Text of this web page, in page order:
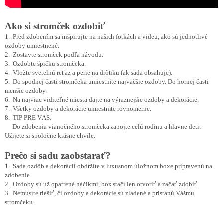
Ako si stromček ozdobiť
1. Pred zdobením sa inšpirujte na našich fotkách a videu, ako sú jednotlivé
ozdoby umiestnené.
2. Zostavte stromček podľa návodu.
3. Ozdobte špičku stromčeka.
4. Vložte svetelnú reťaz a perie na drôtiku (ak sada obsahuje).
5. Do spodnej časti stromčeka umiestnite najväčšie ozdoby. Do hornej časti
menšie ozdoby.
6. Na najviac viditeľné miesta dajte najvýraznejšie ozdoby a dekorácie.
7. Všetky ozdoby a dekorácie umiestnite rovnomerne.
8. TIP PRE VÁS:
Do zdobenia vianočného stromčeka zapojte celú rodinu a hlavne deti.
Užijete si spoločne krásne chvíle.
Prečo si sadu zaobstarať?
1. Sada ozdôb a dekorácií obdržíte v luxusnom úložnom boxe pripravenú na
zdobenie.
2. Ozdoby sú už opatrené háčikmi, box stačí len otvoriť a začať zdobiť.
3. Nemusíte riešiť, či ozdoby a dekorácie sú zladené a pristanú Vášmu
stromčeku.